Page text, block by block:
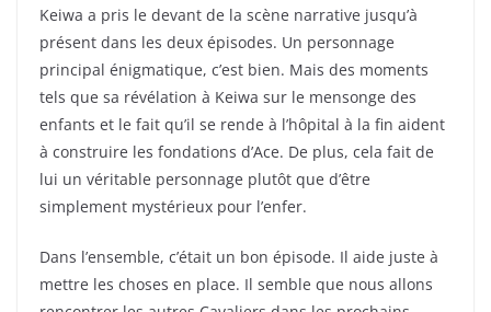
Keiwa a pris le devant de la scène narrative jusqu’à
présent dans les deux épisodes. Un personnage
principal énigmatique, c’est bien. Mais des moments
tels que sa révélation à Keiwa sur le mensonge des
enfants et le fait qu’il se rende à l’hôpital à la fin aident
à construire les fondations d’Ace. De plus, cela fait de
lui un véritable personnage plutôt que d’être
simplement mystérieux pour l’enfer.
Dans l’ensemble, c’était un bon épisode. Il aide juste à
mettre les choses en place. Il semble que nous allons